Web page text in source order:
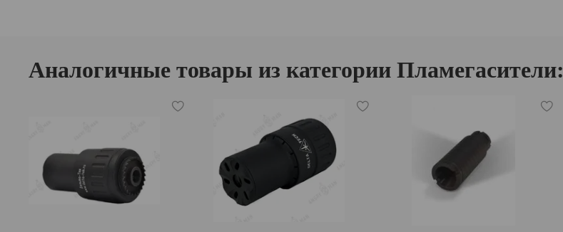
Аналогичные товары из категории Пламегасители: